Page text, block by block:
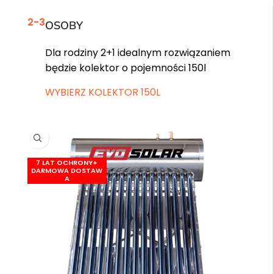
2-3OSOBY
Dla rodziny 2+1 idealnym rozwiązaniem
będzie kolektor o pojemności 150l
WYBIERZ KOLEKTOR 150L